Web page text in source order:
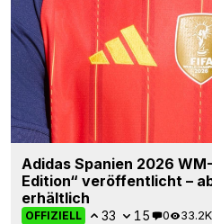
Adidas Spanien 2026
Edition“ veröffentlicht –
erhältlich
OFFIZIELL 33 15 0 33.2K